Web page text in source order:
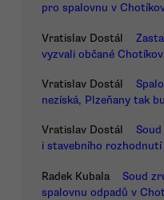
pro spalovnu v
Vratislav Dostál
vyzvali občané
Vratislav Dostál
nezíská, Plzeňany tak
Vratislav Dostál
i stavebního
Radek Kubala
Soud
spalovnu odpadů v